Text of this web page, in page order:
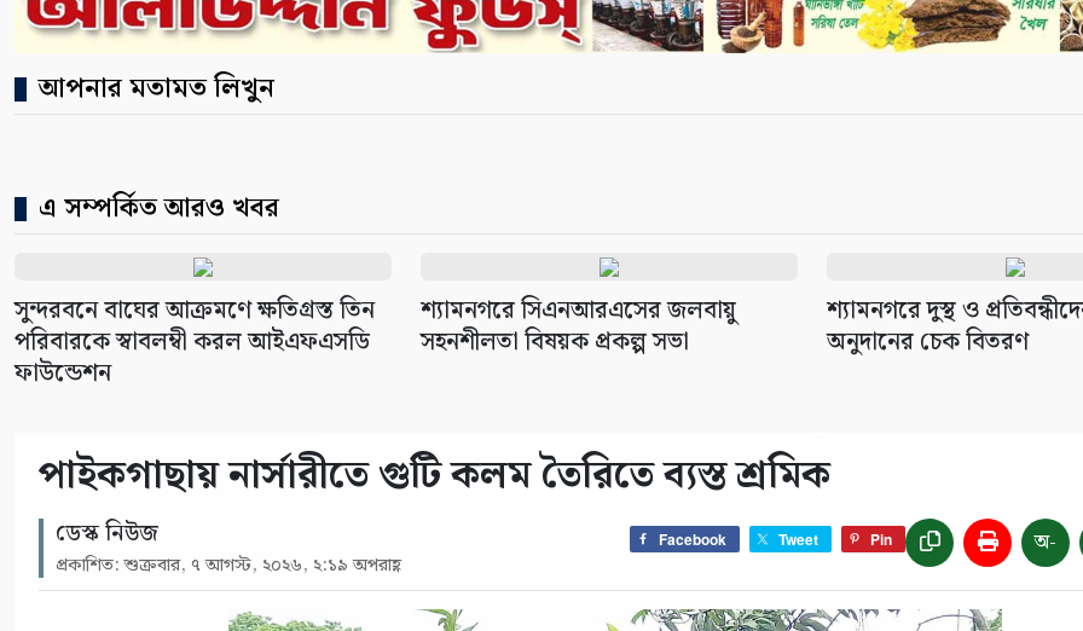
আপনার মতামত লিখুন
এ সম্পর্কিত আরও খবর
সুন্দরবনে বাঘের আক্রমণে ক্ষতিগ্রস্ত তিন
পরিবারকে স্বাবলম্বী করল আইএফএসডি
ফাউন্ডেশন
শ্যামনগরে সিএনআরএসের জলবায়ু
সহনশীলতা বিষয়ক প্রকল্প সভা
শ্যামনগরে দুস্থ ও
অনুদানের চেক বিতরণ
পাইকগাছায় নার্সারীতে গুটি কলম তৈরিতে ব্যস্ত শ্রমিক
ডেস্ক নিউজ
প্রকাশিত: শুক্রবার, ৭ আগস্ট, ২০২৬, ২:১৯ অপরাহ্ণ
Facebook Tweet Pin অ-